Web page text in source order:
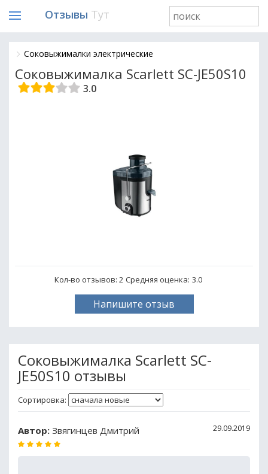
Отзывы Тут
Соковыжималки электрические
Соковыжималка Scarlett SC-JE50S10
3.0
Кол-во отзывов: 2 Средняя оценка: 3.0
Напишите отзыв
Соковыжималка Scarlett SC-
JE50S10 отзывы
Сортировка:
Автор: Звягинцев Дмитрий 29.09.2019